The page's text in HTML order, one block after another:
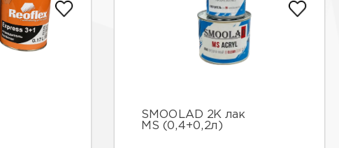
SMOOLAD 2К лак
МS (0,4+0,2л)